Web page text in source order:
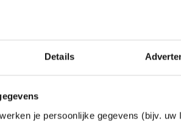
Details
je persoonlijke gegevens (bijv.